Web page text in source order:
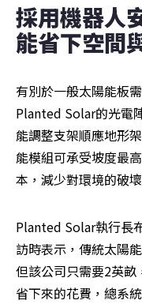
採用機器人
能省下空間
有別於一般太陽能板
Planted Solar的光電
能調整支架順應地形
能模組可承受坡度最
本，減少對環境的破壞
Planted Solar執行長
訪時表示，傳統太陽
但該公司只需要2英
省下來的花費，總系